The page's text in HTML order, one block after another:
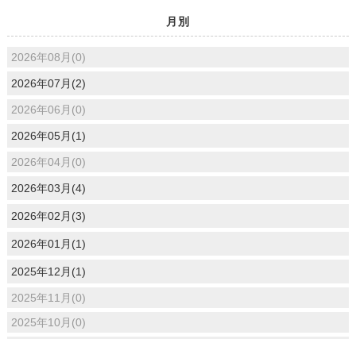
月別
2026年08月(0)
2026年07月(2)
2026年06月(0)
2026年05月(1)
2026年04月(0)
2026年03月(4)
2026年02月(3)
2026年01月(1)
2025年12月(1)
2025年11月(0)
2025年10月(0)